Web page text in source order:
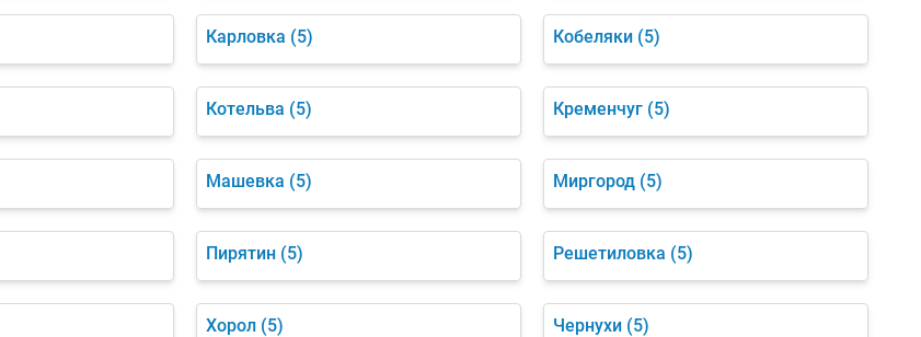
Карловка (5) Кобеляки (5)
Котельва (5) Кременчуг (5)
Машевка (5) Миргород (5)
Пирятин (5) Решетиловка (5)
Хорол (5) Чернухи (5)